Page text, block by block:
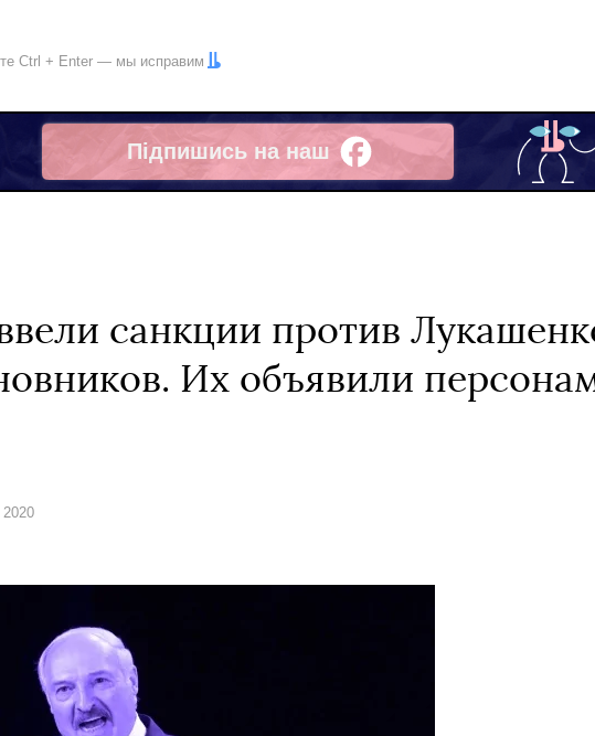
Ctrl + Enter — мы исправим
Підпишись на наш
Facebook
санкции против
Их объявили
2020